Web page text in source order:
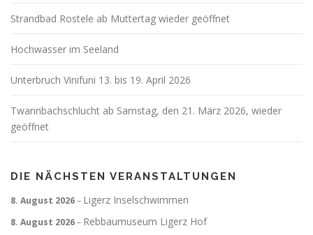
Strandbad Rostele ab Muttertag wieder geöffnet
Hochwasser im Seeland
Unterbruch Vinifuni 13. bis 19. April 2026
Twannbachschlucht ab Samstag, den 21. März 2026, wieder
geöffnet
DIE NÄCHSTEN VERANSTALTUNGEN
8. August 2026– Ligerz Inselschwimmen
8. August 2026– Rebbaumuseum Ligerz Hof